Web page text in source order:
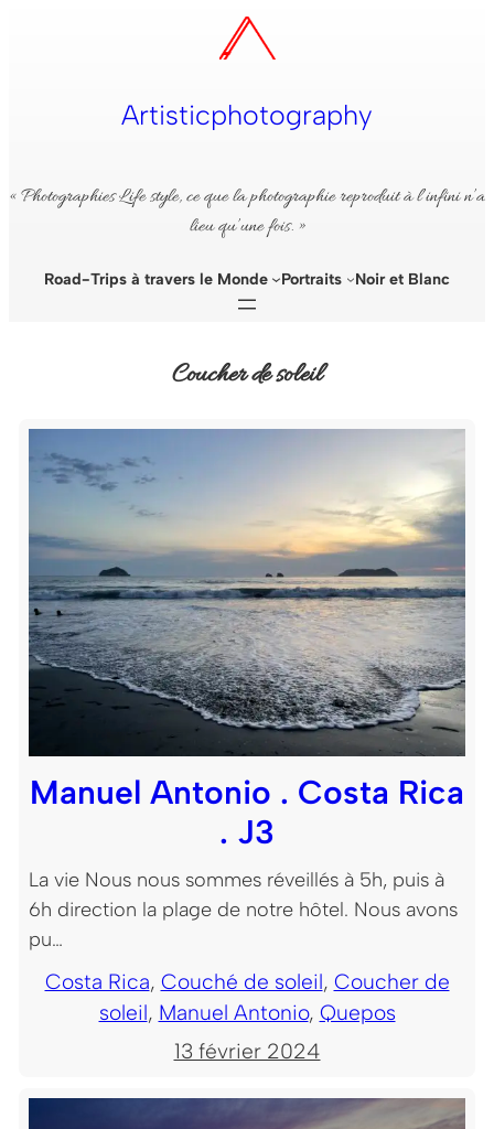
Artisticphotography
« Photographies Life style, ce que la photographie reproduit à l’infini n’a
lieu qu’une fois. »
Road-Trips à travers le Monde Portraits Noir et Blanc
Coucher de soleil
Manuel Antonio . Costa Rica
. J3
La vie Nous nous sommes réveillés à 5h, puis à
6h direction la plage de notre hôtel. Nous avons
pu…
Costa Rica, Couché de soleil, Coucher de
soleil, Manuel Antonio, Quepos
13 février 2024